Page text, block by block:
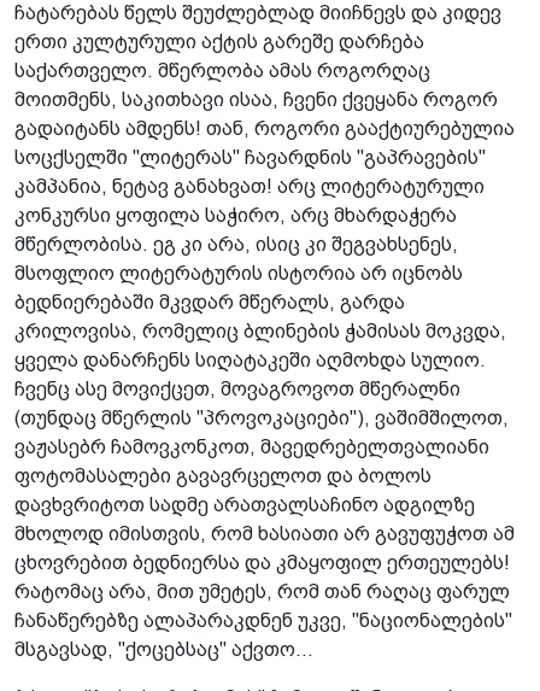
ჩატარებას წელს შეუძლებლად მიიჩნევს და კიდევ
ერთი კულტურული აქტის გარეშე დარჩება
საქართველო. მწერლობა ამას როგორღაც
მოითმენს, საკითხავი ისაა, ჩვენი ქვეყანა როგორ
გადაიტანს ამდენს! თან, როგორი გააქტიურებულია
სოცქსელში "ლიტერას" ჩავარდნის "გაპრავების"
კამპანია, ნეტავ განახვათ! არც ლიტერატურული
კონკურსი ყოფილა საჭირო, არც მხარდაჭერა
მწერლობისა. ეგ კი არა, ისიც კი შეგვახსენეს,
მსოფლიო ლიტერატურის ისტორია არ იცნობს
ბედნიერებაში მკვდარ მწერალს, გარდა
კრილოვისა, რომელიც ბლინების ჭამისას მოკვდა,
ყველა დანარჩენს სიღატაკეში აღმოხდა სულიო.
ჩვენც ასე მოვიქცეთ, მოვაგროვოთ მწერალნი
(თუნდაც მწერლის "პროვოკაციები"), ვაშიმშილოთ,
ვაჟასებრ ჩამოვკონკოთ, მავედრებელთვალიანი
ფოტომასალები გავავრცელოთ და ბოლოს
დავხვრიტოთ სადმე არათვალსაჩინო ადგილზე
მხოლოდ იმისთვის, რომ ხასიათი არ გავუფუჭოთ ამ
ცხოვრებით ბედნიერსა და კმაყოფილ ერთეულებს!
რატომაც არა, მით უმეტეს, რომ თან რაღაც ფარულ
ჩანაწერებზე ალაპარაკდნენ უკვე, "ნაციონალების"
მსგავსად, "ქოცებსაც" აქვთო...